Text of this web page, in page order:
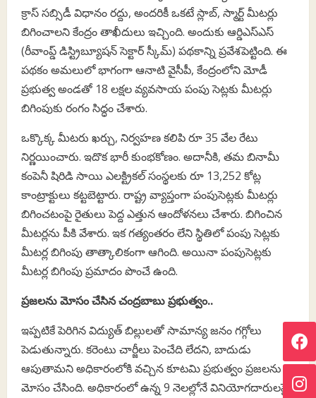
క్రాస్‌ సబ్సిడీ విధానం రద్దు, అందరికీ ఒకటే స్లాబ్‌, స్మార్ట్‌ మీటర్లు
బిగించాలని కేంద్రం తాఖీదులు ఇచ్చింది. అందుకు ఆర్డిఎస్‌ఎస్‌
(రీవాంప్డ్‌ డిస్ట్రిబ్యూషన్‌ సెక్టార్‌ స్కీమ్‌) పథకాన్ని ప్రవేశపెట్టింది. ఈ
పథకం అమలులో భాగంగా ఆనాటి వైసీపీ, కేంద్రంలోని మోడీ
ప్రభుత్వ అండతో 18 లక్షల వ్యవసాయ పంపు సెట్లకు మీటర్లు
బిగింపుకు రంగం సిద్ధం చేశారు.
ఒక్కొక్క మీటరు ఖర్చు, నిర్వహణ కలిపి రూ 35 వేల రేటు
నిర్ణయించారు. ఇదొక భారీ కుంభకోణం. అదానీకి, తమ బినామీ
కంపెనీ షిరిడి సాయి ఎలక్ట్రికల్‌ సంస్థలకు రూ 13,252 కోట్ల
కాంట్రాక్టులు కట్టబెట్టారు. రాష్ట్ర వ్యాప్తంగా పంపుసెట్లకు మీటర్లు
బిగించటంపై రైతులు పెద్ద ఎత్తున ఆందోళనలు చేశారు. బిగించిన
మీటర్లను పీకి వేశారు. ఇక గత్యంతరం లేని స్థితిలో పంపు సెట్లకు
మీటర్ల బిగింపు తాత్కాలికంగా ఆగింది. అయినా పంపుసెట్లకు
మీటర్ల బిగింపు ప్రమాదం పొంచే ఉంది.
ప్రజలను మోసం చేసిన చంద్రబాబు ప్రభుత్వం..
ఇప్పటికే పెరిగిన విద్యుత్‌ బిల్లులతో సామాన్య జనం గగ్గోలు
పెడుతున్నారు. కరెంటు చార్జీలు పెంచేది లేదని, బాదుడు
ఆపుతామని అధికారంలోకి వచ్చిన కూటమి ప్రభుత్వం ప్రజలను
మోసం చేసింది. అధికారంలో ఉన్న 9 నెలల్లోనే వినియోగదారులపై